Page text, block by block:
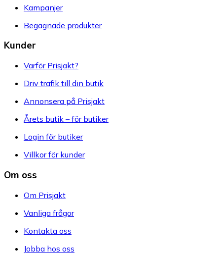
Kampanjer
Begagnade produkter
Kunder
Varför Prisjakt?
Driv trafik till din butik
Annonsera på Prisjakt
Årets butik – för butiker
Login för butiker
Villkor för kunder
Om oss
Om Prisjakt
Vanliga frågor
Kontakta oss
Jobba hos oss